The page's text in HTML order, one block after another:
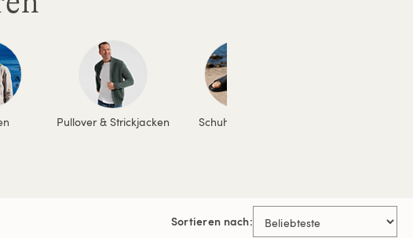
Pullover & Strickjacken Schuhe & Stiefel
Sortieren nach: